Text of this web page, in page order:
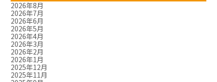
2026年8月
2026年7月
2026年6月
2026年5月
2026年4月
2026年3月
2026年2月
2026年1月
2025年12月
2025年11月